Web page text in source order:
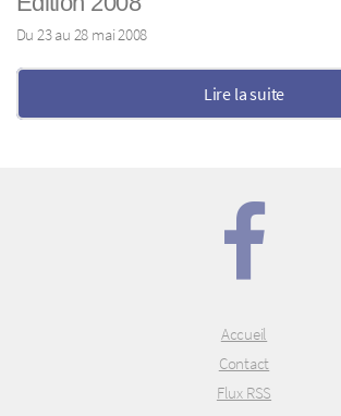
Du 23 au 28 mai 2008
Lire la suite
Accueil
Contact
Flux RSS